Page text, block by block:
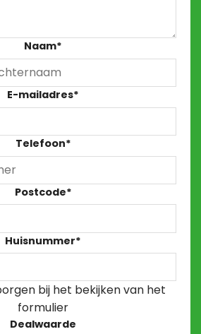
Naam*
E-mailadres*
Telefoon*
Postcode*
Huisnummer*
bij het bekijken van het
formulier
Dealwaarde